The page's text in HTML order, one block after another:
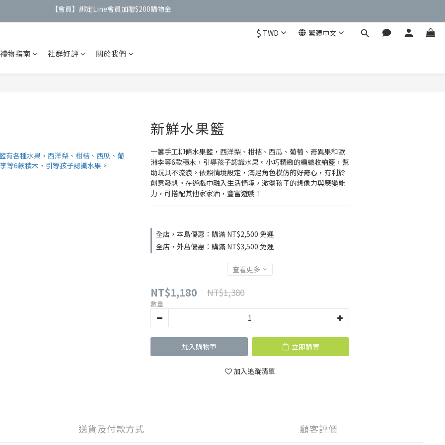
【公告】4/21(二)起 價格調整事宜
【公告】4/21(二)起 價格調整事宜
【會員】綁定Line會員加贈$200購物金
$ TWD 繁體中文
禮物指南 社群好評 關於我們
新鮮水果籃
一簍手工柳條水果籃，西洋梨、柑桔、西瓜、葡萄、奇異果和歐
洲李等6款積木，引導孩子認識水果。小巧精緻的編織收納籃，幫
助玩具不流浪。依照情境設定，滿足角色模仿的好奇心，有利於
創意發想。在遊戲中融入生活情境，激盪孩子的想像力與應變能
力，可搭配其他家家酒，豐富遊戲！
全店，本島優惠：購滿 NT$2,500 免運
全店，外島優惠：購滿 NT$3,500 免運
查看更多
NT$1,180 NT$1,380
數量
加入購物車 立即購買
加入追蹤清單
送貨及付款方式 顧客評價